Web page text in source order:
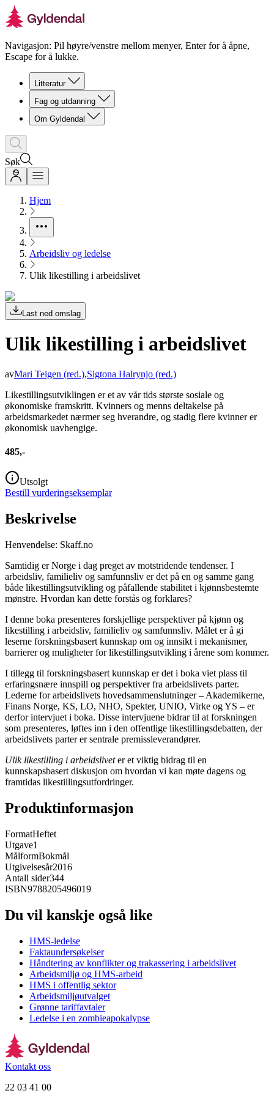
Navigasjon: Pil høyre/venstre mellom menyer, Enter for å åpne,
Escape for å lukke.
Litteratur
Fag og utdanning
Om Gyldendal
Søk
Hjem
Arbeidsliv og ledelse
Ulik likestilling i arbeidslivet
Last ned omslag
Ulik likestilling i arbeidslivet
avMari Teigen (red.),Sigtona Halrynjo (red.)
Likestillingsutviklingen er et av vår tids største sosiale og
økonomiske framskritt. Kvinners og menns deltakelse på
arbeidsmarkedet nærmer seg hverandre, og stadig flere kvinner er
økonomisk uavhengige.
485,-
Utsolgt
Bestill vurderingseksemplar
Beskrivelse
Henvendelse: Skaff.no
Samtidig er Norge i dag preget av motstridende tendenser. I
arbeidsliv, familieliv og samfunnsliv er det på en og samme gang
både likestillingsutvikling og påfallende stabilitet i kjønnsbestemte
mønstre. Hvordan kan dette forstås og forklares?
I denne boka presenteres forskjellige perspektiver på kjønn og
likestilling i arbeidsliv, familieliv og samfunnsliv. Målet er å gi
leserne forskningsbasert kunnskap om og innsikt i mekanismer,
barrierer og muligheter for likestillingsutvikling i årene som kommer.
I tillegg til forskningsbasert kunnskap er det i boka viet plass til
erfaringsnære innspill og perspektiver fra arbeidslivets parter.
Lederne for arbeidslivets hovedsammenslutninger – Akademikerne,
Finans Norge, KS, LO, NHO, Spekter, UNIO, Virke og YS – er
derfor intervjuet i boka. Disse intervjuene bidrar til at forskningen
som presenteres, løftes inn i den offentlige likestillingsdebatten, der
arbeidslivets parter er sentrale premissleverandører.
Ulik likestilling i arbeidsliveter et viktig bidrag til en
kunnskapsbasert diskusjon om hvordan vi kan møte dagens og
framtidas likestillingsutfordringer.
Produktinformasjon
FormatHeftet
Utgave1
MålformBokmål
Utgivelsesår2016
Antall sider344
ISBN9788205496019
Du vil kanskje også like
HMS-ledelse
Faktaundersøkelser
Håndtering av konflikter og trakassering i arbeidslivet
Arbeidsmiljø og HMS-arbeid
HMS i offentlig sektor
Arbeidsmiljøutvalget
Grønne tariffavtaler
Ledelse i en zombieapokalypse
Kontakt oss
22 03 41 00